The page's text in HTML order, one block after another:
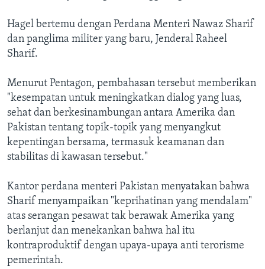
Hagel bertemu dengan Perdana Menteri Nawaz Sharif
dan panglima militer yang baru, Jenderal Raheel
Sharif.
Menurut Pentagon, pembahasan tersebut memberikan
"kesempatan untuk meningkatkan dialog yang luas,
sehat dan berkesinambungan antara Amerika dan
Pakistan tentang topik-topik yang menyangkut
kepentingan bersama, termasuk keamanan dan
stabilitas di kawasan tersebut."
Kantor perdana menteri Pakistan menyatakan bahwa
Sharif menyampaikan "keprihatinan yang mendalam"
atas serangan pesawat tak berawak Amerika yang
berlanjut dan menekankan bahwa hal itu
kontraproduktif dengan upaya-upaya anti terorisme
pemerintah.